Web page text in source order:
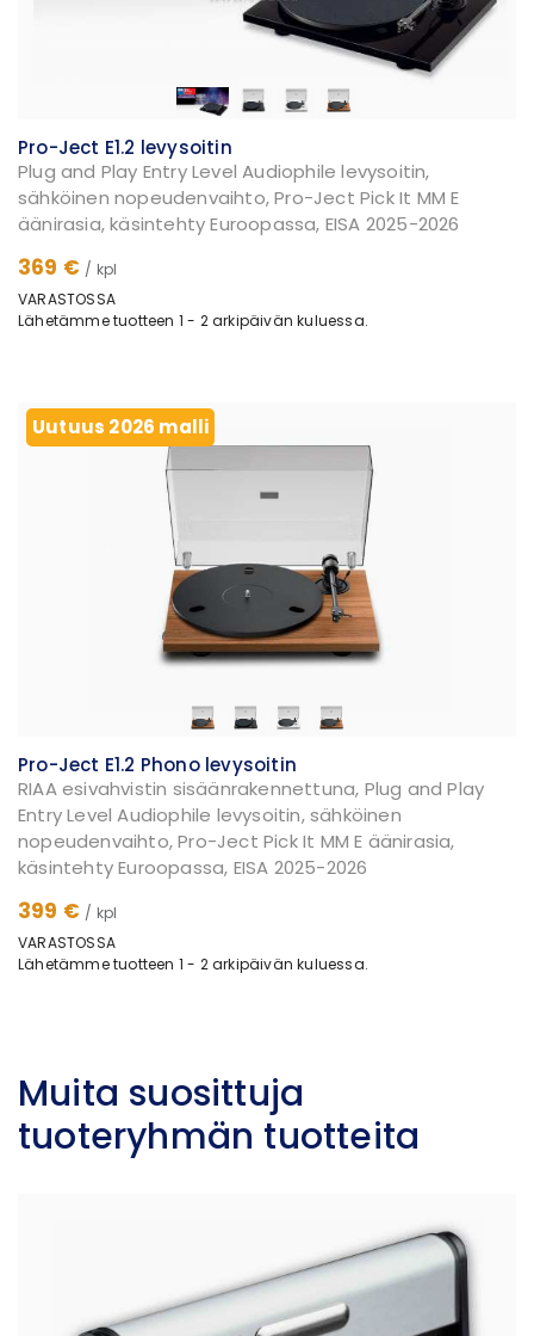
Pro-Ject E1.2 levysoitin
Plug and Play Entry Level Audiophile levysoitin,
sähköinen nopeudenvaihto, Pro-Ject Pick It MM E
äänirasia, käsintehty Euroopassa, EISA 2025-2026
369 € / kpl
VARASTOSSA
Lähetämme tuotteen 1 - 2 arkipäivän kuluessa.
Uutuus 2026 malli
Pro-Ject E1.2 Phono levysoitin
RIAA esivahvistin sisäänrakennettuna, Plug and Play
Entry Level Audiophile levysoitin, sähköinen
nopeudenvaihto, Pro-Ject Pick It MM E äänirasia,
käsintehty Euroopassa, EISA 2025-2026
399 € / kpl
VARASTOSSA
Lähetämme tuotteen 1 - 2 arkipäivän kuluessa.
Muita suosittuja
tuoteryhmän tuotteita